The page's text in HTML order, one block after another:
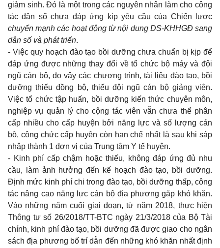
giảm sinh. Đó là một trong các nguyên nhân làm cho công
tác dân số chưa đáp ứng kịp yêu cầu của Chiến lược
chuyển mạnh các hoạt động từ nội dung DS-KHHGĐ sang
dân số và phát triển.
- Việc quy hoạch đào tạo bồi dưỡng chưa chuẩn bị kịp để
đáp ứng được những thay đổi về tổ chức bộ máy và đội
ngũ cán bộ, do vậy các chương trình, tài liệu đào tạo, bồi
dưỡng thiếu đồng bộ, thiếu đội ngũ cán bộ giảng viên.
Việc tổ chức tập huấn, bồi dưỡng kiến thức chuyên môn,
nghiệp vụ quản lý cho cộng tác viên vẫn chưa thể phân
cấp nhiều cho cấp huyện bởi năng lực và số lượng cán
bộ, công chức cấp huyện còn hạn chế nhất là sau khi sáp
nhập thành 1 đơn vị của Trung tâm Y tế huyện.
- Kinh phí cấp chậm hoặc thiếu, không đáp ứng đủ nhu
cầu, làm ảnh hưởng đến kế hoạch đào tạo, bồi dưỡng.
Định mức kinh phíchi trong đào tạo, bồi dưỡng thấp, công
tác nâng cao năng lực cán bộ địa phương gặp khó khăn.
Vào những năm cuối giaiđoạn, từ năm 2018, thực hiện
Thông tư số 26/2018/TT-BTC ngày 21/3/2018 của Bộ Tài
chính, kinh phí đào tạo, bồi dưỡng đã đượcgiao cho ngân
sách địa phương bố trí dẫn đến những khó khăn nhất định